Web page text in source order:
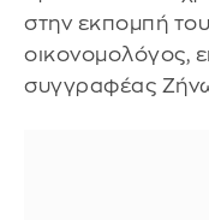
στην εκπομπή
οικονομολόγος,
συγγραφέας